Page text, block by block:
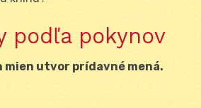
podľa pokynov
mien utvor prídavné mená.